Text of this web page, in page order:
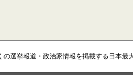
選挙報道・政治家情報を掲載する日本最